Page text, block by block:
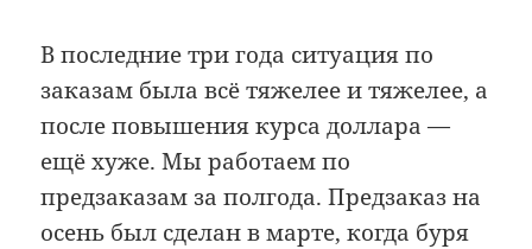
В последние три года ситуация по
заказам была всё тяжелее и тяжелее, а
после повышения курса доллара —
ещё хуже. Мы работаем по
предзаказам за полгода. Предзаказ на
осень был сделан в марте, когда буря